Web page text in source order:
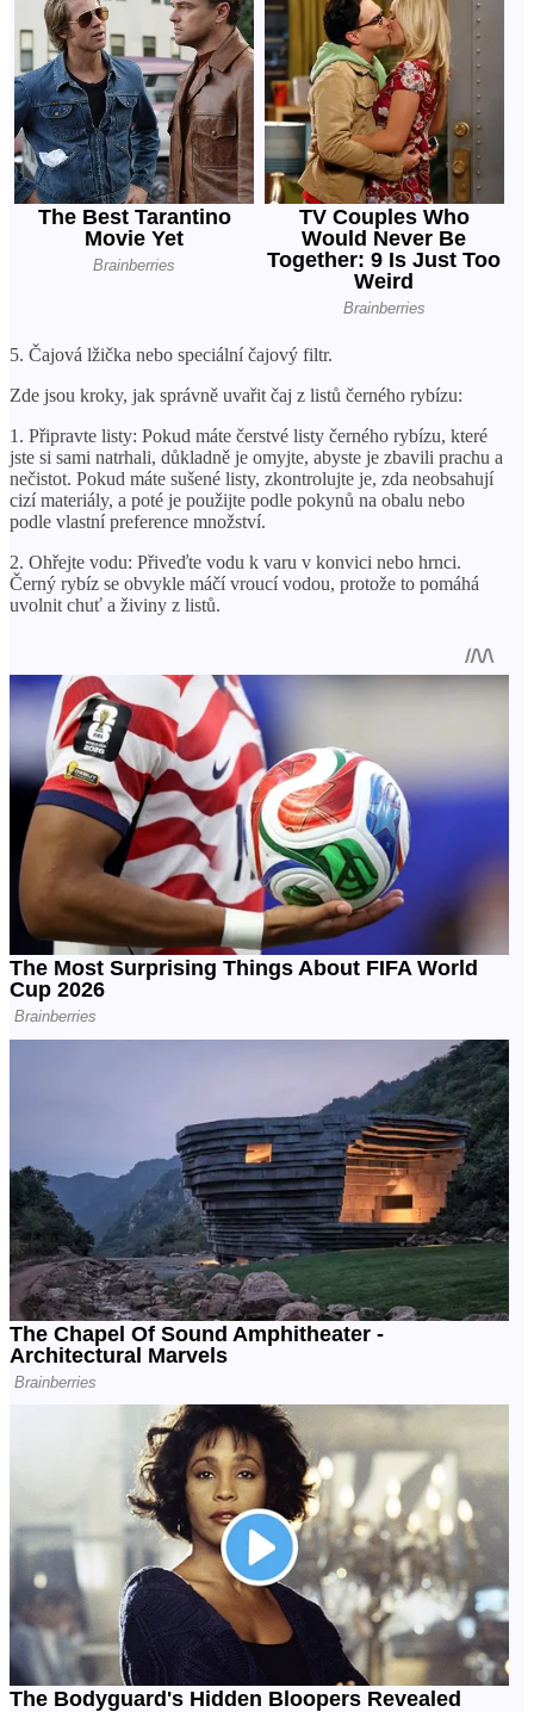
5. Čajová lžička nebo speciální čajový filtr.
Zde jsou kroky, jak správně uvařit čaj z listů černého rybízu:
1. Připravte listy: Pokud máte čerstvé listy černého rybízu, které
jste si sami natrhali, důkladně je omyjte, abyste je zbavili prachu a
nečistot. Pokud máte sušené listy, zkontrolujte je, zda neobsahují
cizí materiály, a poté je použijte podle pokynů na obalu nebo
podle vlastní preference množství.
2. Ohřejte vodu: Přiveďte vodu k varu v konvici nebo hrnci.
Černý rybíz se obvykle máčí vroucí vodou, protože to pomáhá
uvolnit chuť a živiny z listů.